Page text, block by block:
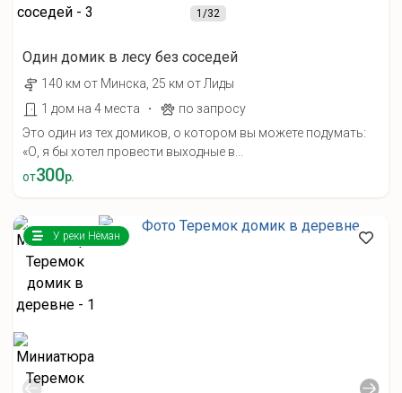
1/32
Один домик в лесу без соседей
140 км от Минска, 25 км от Лиды
1 дом на 4 места
·
по запросу
Это один из тех домиков, о котором вы можете подумать:
«О, я бы хотел провести выходные в...
от300р.
У реки Нёман